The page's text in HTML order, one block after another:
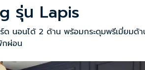
รุ่น Lapis
นอนได้ 2 ด้าน พร้อมกระดุมพรีเมี่ยมด้
ผ่อน